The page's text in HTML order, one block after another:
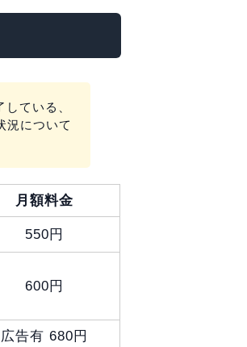
ている、
況について
月額料金
550円
600円
広告有 680円